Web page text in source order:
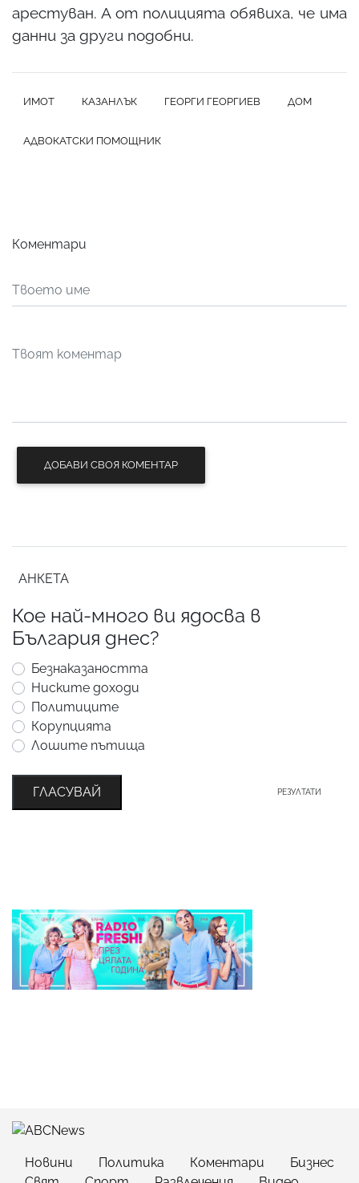
арестуван. А от полицията обявиха, че има
данни за други подобни.
ИМОТ КАЗАНЛЪК ГЕОРГИ ГЕОРГИЕВ ДОМ
АДВОКАТСКИ ПОМОЩНИК
Коментари
ДОБАВИ СВОЯ КОМЕНТАР
АНКЕТА
Кое най-много ви ядосва в
България днес?
Безнаказаността
Ниските доходи
Политиците
Корупцията
Лошите пътища
ГЛАСУВАЙ РЕЗУЛТАТИ
Новини Политика Коментари
Бизнес